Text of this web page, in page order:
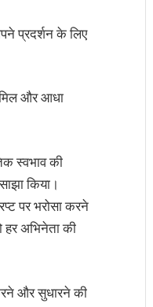
प्रदर्शन के लिए
और आधा
स्वभाव की
किया।
पर भरोसा करने
हर अभिनेता की
और सुधारने की